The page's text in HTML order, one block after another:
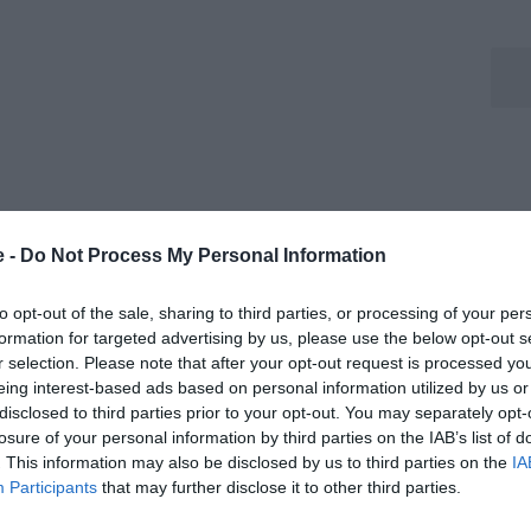
- Do Not Process My Personal Information
opt-out of the sale, sharing to third parties, or processing of your
for targeted advertising by us, please use the below opt-out
selection. Please note that after your opt-out request is processed
interest-based ads based on personal information utilized by us
to third parties prior to your opt-out. You may separately
of your personal information by third parties on the IAB’s list of
This information may also be disclosed by us to third parties on the
Participants that may further disclose it to other third parties.
èAntonio Conte.E' il nome forte diAbete(che
ma anche il nome citato da Silvio
successore. "Perché è un allenatore che ha un
dalla Juve in poi Conte in Serie A è sempre
Juventus, col Chelsea, con l'Inter e poi col Napoli.
che quando accetta un incarico resta al
agli albori della sua nuova carriera,